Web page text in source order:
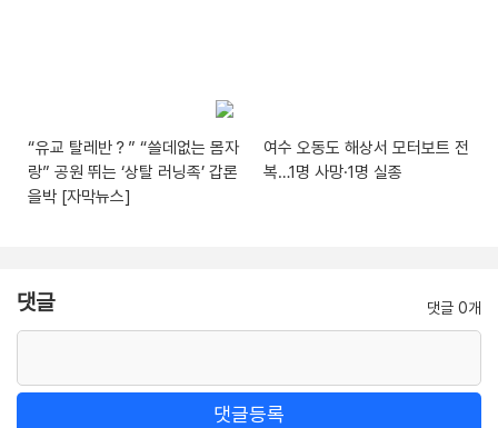
“유교 탈레반？” “쓸데없는 몸자
랑” 공원 뛰는 ‘상탈 러닝족’ 갑론
을박 [자막뉴스]
여수 오동도 해상서 모터보트 전
복…1명 사망·1명 실종
댓글 댓글 0개
댓글등록